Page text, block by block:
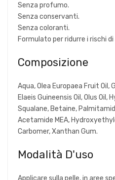
Senza profumo.
Senza conservanti.
Senza coloranti.
Formulato per ridurre i rischi di
Composizione
Aqua, Olea Europaea Fruit Oil,
Elaeis Guineensis Oil, Olus
Squalane, Betaine,
Acetamide MEA,
Carbomer, Xanthan Gum.
Modalità D'uso
Applicare sulla pelle, in aree